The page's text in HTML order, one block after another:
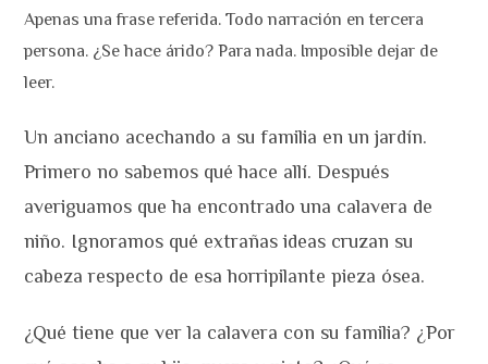
Apenas una frase referida. Todo narración en tercera
persona. ¿Se hace árido? Para nada. Imposible dejar de
leer.
Un anciano acechando a su familia en un jardín.
Primero no sabemos qué hace allí. Después
averiguamos que ha encontrado una calavera de
niño. Ignoramos qué extrañas ideas cruzan su
cabeza respecto de esa horripilante pieza ósea.
¿Qué tiene que ver la calavera con su familia? ¿Por